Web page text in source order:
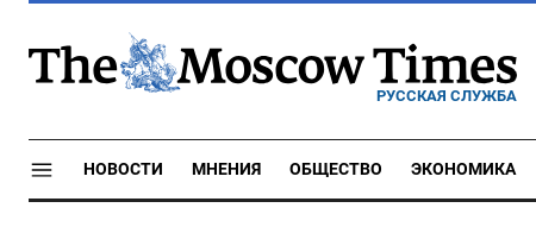
РУССКАЯ СЛУЖБА
НОВОСТИ МНЕНИЯ ОБЩЕСТВО ЭКОНОМИКА